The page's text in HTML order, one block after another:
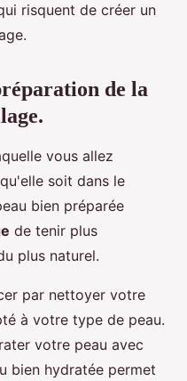
risquent de créer un
de la
vous allez
soit dans le
bien préparée
de tenir plus
plus naturel.
par nettoyer votre
à votre type de peau.
votre peau avec
bien hydratée permet